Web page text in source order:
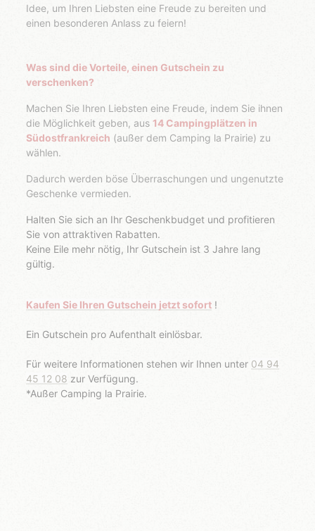
Idee, um Ihren Liebsten eine Freude zu bereiten und
einen besonderen Anlass zu feiern!
Was sind die Vorteile, einen Gutschein zu
verschenken?
Machen Sie Ihren Liebsten eine Freude, indem Sie ihnen
die Möglichkeit geben, aus14 Campingplätzen in
Südostfrankreich (außer dem Camping la Prairie) zu
wählen.
Dadurch werden böse Überraschungen und ungenutzte
Geschenke vermieden.
Halten Sie sich an Ihr Geschenkbudget und profitieren
Sie von attraktiven Rabatten.
Keine Eile mehr nötig, Ihr Gutschein ist 3 Jahre lang
gültig.
Kaufen Sie Ihren Gutschein jetzt sofort !
Ein Gutschein pro Aufenthalt einlösbar.
Für weitere Informationen stehen wir Ihnen unter 04 94
45 12 08 zur Verfügung.
*Außer Camping la Prairie.